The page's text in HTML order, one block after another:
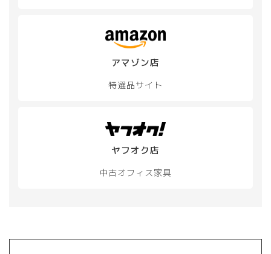
アマゾン店
特選品サイト
ヤフオク店
中古オフィス家具